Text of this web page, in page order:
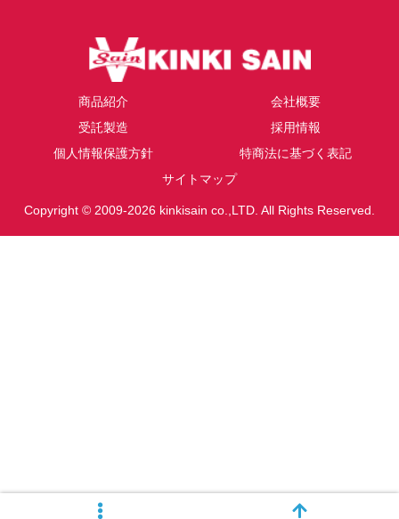
商品紹介
会社概要
受託製造
採用情報
個人情報保護方針
特商法に基づく表記
サイトマップ
Copyright © 2009-2026 kinkisain co.,LTD. All Rights Reserved.